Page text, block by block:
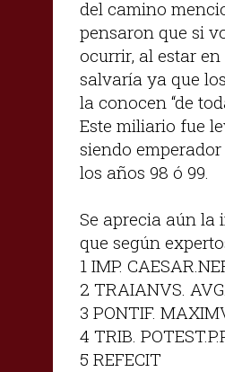
del camino
pensaron que si
ocurrir, al estar en
salvaría ya que
la conocen “de
Este miliario fue
siendo
los años 98 ó 99.
Se aprecia aún la
que según
1 IMP.
2 TRAIANVS.
3 PONTIF.
4 TRIB.
5 REFECIT